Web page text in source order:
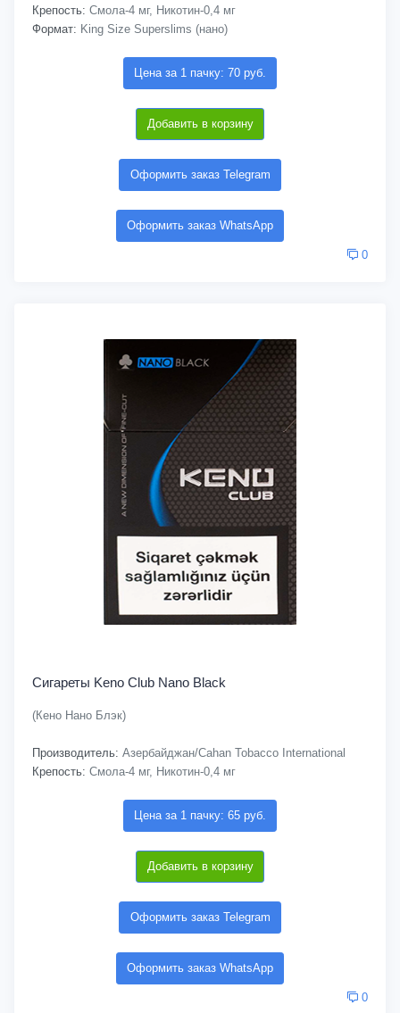
Крепость: Смола-4 мг, Никотин-0,4 мг
Формат: King Size Superslims (нано)
Цена за 1 пачку: 70 руб.
Добавить в корзину
Оформить заказ Telegram
Оформить заказ WhatsApp
0
Сигареты Keno Club Nano Black
(Кено Нано Блэк)
Производитель: Азербайджан/Cahan Tobacco International
Крепость: Смола-4 мг, Никотин-0,4 мг
Цена за 1 пачку: 65 руб.
Добавить в корзину
Оформить заказ Telegram
Оформить заказ WhatsApp
0